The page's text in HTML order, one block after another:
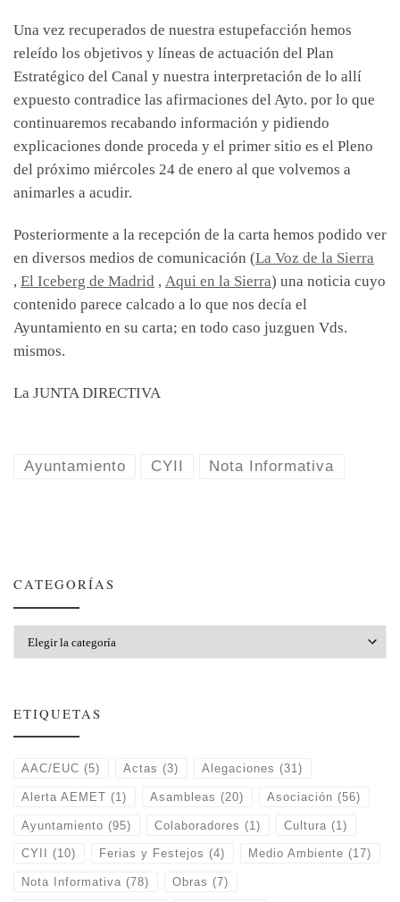
Una vez recuperados de nuestra estupefacción hemos
releído los objetivos y líneas de actuación del Plan
Estratégico del Canal y nuestra interpretación de lo allí
expuesto contradice las afirmaciones del Ayto. por lo que
continuaremos recabando información y pidiendo
explicaciones donde proceda y el primer sitio es el Pleno
del próximo miércoles 24 de enero al que volvemos a
animarles a acudir.
Posteriormente a la recepción de la carta hemos podido ver
en diversos medios de comunicación (La Voz de la Sierra
, El Iceberg de Madrid , Aqui en la Sierra) una noticia cuyo
contenido parece calcado a lo que nos decía el
Ayuntamiento en su carta; en todo caso juzguen Vds.
mismos.
La JUNTA DIRECTIVA
Ayuntamiento CYII Nota Informativa
CATEGORÍAS
ETIQUETAS
AAC/EUC (5) Actas (3) Alegaciones (31)
Alerta AEMET (1) Asambleas (20) Asociación (56)
Ayuntamiento (95) Colaboradores (1) Cultura (1)
CYII (10) Ferias y Festejos (4) Medio Ambiente (17)
Nota Informativa (78) Obras (7)